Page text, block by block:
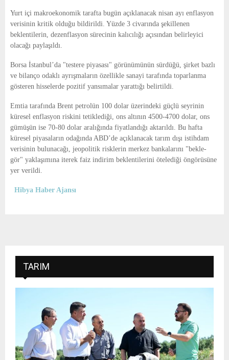
Yurt içi makroekonomik tarafta bugün açıklanacak nisan ayı enflasyon
verisinin kritik olduğu bildirildi. Yüzde 3 civarında şekillenen
beklentilerin, dezenflasyon sürecinin kalıcılığı açısından belirleyici
olacağı paylaşıldı.
Borsa İstanbul’da "testere piyasası" görünümünün sürdüğü, şirket bazlı
ve bilanço odaklı ayrışmaların özellikle sanayi tarafında toparlanma
gösteren hisselerde pozitif yansımalar yarattığı belirtildi.
Emtia tarafında Brent petrolün 100 dolar üzerindeki güçlü seyrinin
küresel enflasyon riskini tetiklediği, ons altının 4500-4700 dolar, ons
gümüşün ise 70-80 dolar aralığında fiyatlandığı aktarıldı. Bu hafta
küresel piyasaların odağında ABD’de açıklanacak tarım dışı istihdam
verisinin bulunacağı, jeopolitik risklerin merkez bankalarını "bekle-
gör" yaklaşımına iterek faiz indirim beklentilerini ötelediği öngörüsüne
yer verildi.
Hibya Haber Ajansı
TARIM